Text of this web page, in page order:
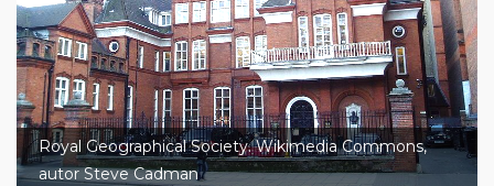
Royal Geographical Society. Wikimedia Commons,
autor Steve Cadman